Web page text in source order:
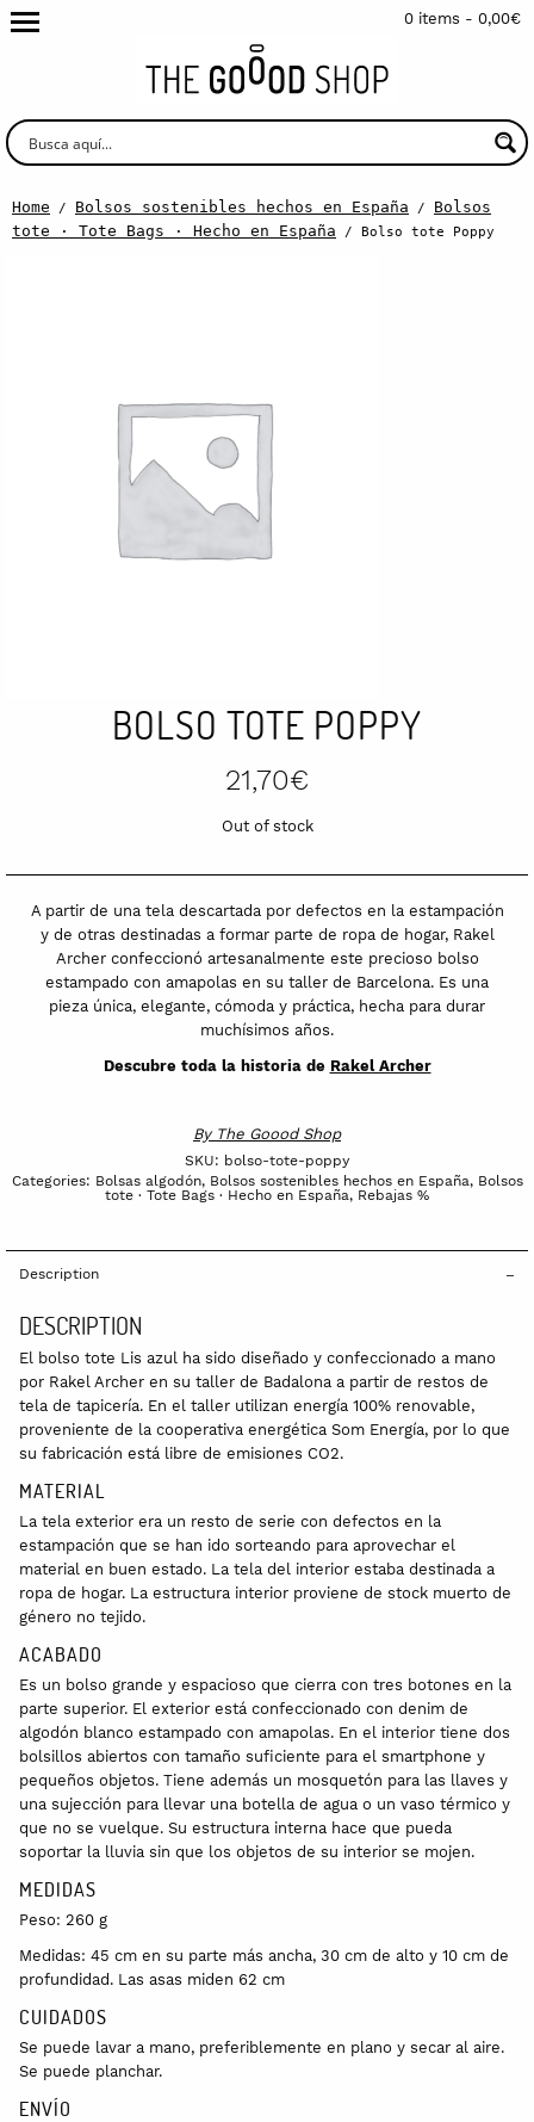
0 items - 0,00€
Home / Bolsos sostenibles hechos en España / Bolsos
tote · Tote Bags · Hecho en España / Bolso tote Poppy
BOLSO TOTE POPPY
21,70€
Out of stock
A partir de una tela descartada por defectos en la estampación
y de otras destinadas a formar parte de ropa de hogar, Rakel
Archer confeccionó artesanalmente este precioso bolso
estampado con amapolas en su taller de Barcelona. Es una
pieza única, elegante, cómoda y práctica, hecha para durar
muchísimos años.
Descubre toda la historia de Rakel Archer
By The Goood Shop
SKU: bolso-tote-poppy
Categories: Bolsas algodón, Bolsos sostenibles hechos en España, Bolsos
tote · Tote Bags · Hecho en España, Rebajas %
Description
DESCRIPTION
El bolso tote Lis azul ha sido diseñado y confeccionado a mano
por Rakel Archer en su taller de Badalona a partir de restos de
tela de tapicería. En el taller utilizan energía 100% renovable,
proveniente de la cooperativa energética Som Energía, por lo que
su fabricación está libre de emisiones CO2.
MATERIAL
La tela exterior era un resto de serie con defectos en la
estampación que se han ido sorteando para aprovechar el
material en buen estado. La tela del interior estaba destinada a
ropa de hogar. La estructura interior proviene de stock muerto de
género no tejido.
ACABADO
Es un bolso grande y espacioso que cierra con tres botones en la
parte superior. El exterior está confeccionado con denim de
algodón blanco estampado con amapolas. En el interior tiene dos
bolsillos abiertos con tamaño suficiente para el smartphone y
pequeños objetos. Tiene además un mosquetón para las llaves y
una sujección para llevar una botella de agua o un vaso térmico y
que no se vuelque. Su estructura interna hace que pueda
soportar la lluvia sin que los objetos de su interior se mojen.
MEDIDAS
Peso: 260 g
Medidas: 45 cm en su parte más ancha, 30 cm de alto y 10 cm de
profundidad. Las asas miden 62 cm
CUIDADOS
Se puede lavar a mano, preferiblemente en plano y secar al aire.
Se puede planchar.
ENVÍO